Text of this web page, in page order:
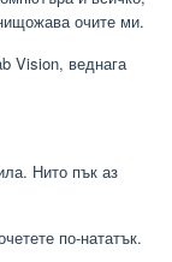
очите ми.
Vision, веднага
Нито пък аз
по-нататък.